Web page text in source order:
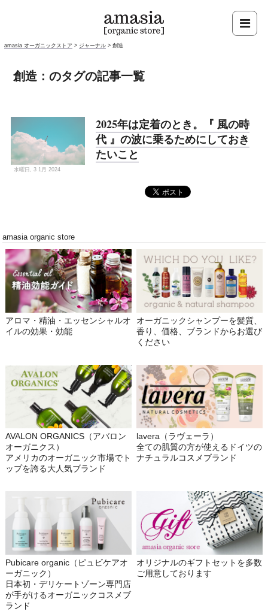
amasia オーガニックストア > ジャーナル >創造
創造：のタグの記事一覧
2025年は定着のとき。『 風の時
代 』の波に乗るためにしておき
たいこと
水曜日, 3 1月 2024
amasia organic store
アロマ・精油・エッセンシャルオ
イルの効果・効能
オーガニックシャンプーを髪質、
香り、価格、ブランドからお選び
ください
AVALON ORGANICS（アバロン
オーガニクス）
アメリカのオーガニック市場でト
ップを誇る大人気ブランド
lavera（ラヴェーラ）
全ての肌質の方が使えるドイツの
ナチュラルコスメブランド
Pubicare organic（ピュビケアオ
ーガニック）
日本初・デリケートゾーン専門店
が手がけるオーガニックコスメブ
ランド
オリジナルのギフトセットを多数
ご用意しております